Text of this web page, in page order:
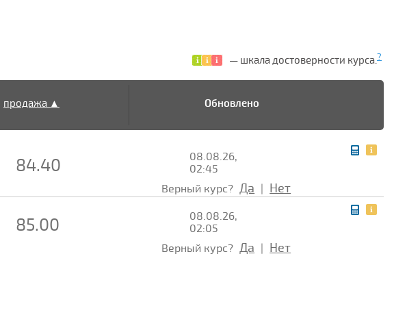
— шкала достоверности курса.?
продажа ▲ Обновлено
84.40
08.08.26,
02:45
Верный курс? Да Нет
85.00
08.08.26,
02:05
Верный курс? Да Нет